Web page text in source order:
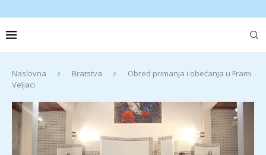
Naslovna Bratstva
Obred primanja i obećanja u Frami
Veljaci